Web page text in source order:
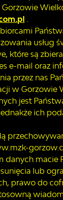
.
usług
które są
e-mail oraz
przez nas
w
jest
ich
danych
lub
prawo do